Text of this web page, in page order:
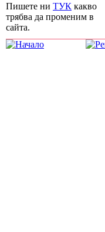
Пишете ни ТУК какво
трябва да променим в
сайта.